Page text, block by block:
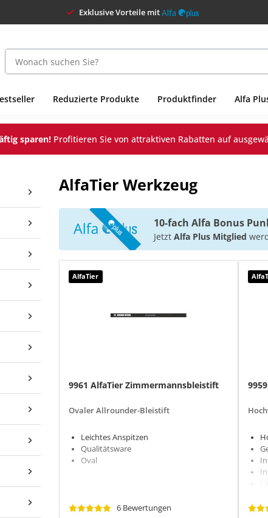
Exklusive Vorteile mit
Reduzierte Produkte Produktfinder Alfa
sparen!Profitieren Sie von attraktiven Rabatten auf
AlfaTier Werkzeug
10-fach Alfa Bonus
JetztAlfa Plus Mitglied
AlfaTier
9961 AlfaTier Zimmermannsbleistift
Ovaler Allrounder-Bleistift
Leichtes Anspitzen
Qualitätsware
Oval
6 Bewertungen